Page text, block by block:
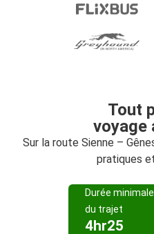
Tout
voyage
Sur la route Sienne –
pratiques
Durée minimale
du trajet
4hr25